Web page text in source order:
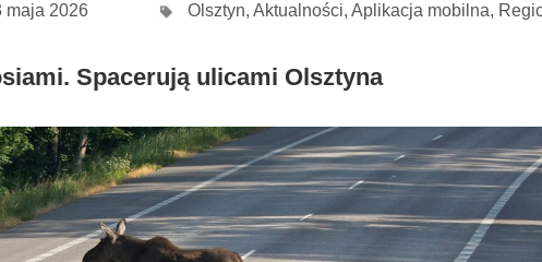
maja 2026 Olsztyn, Aktualności, Aplikacja mobilna,
Spacerują ulicami Olsztyna